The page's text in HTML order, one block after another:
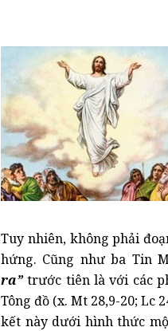
Tuy nhiên, không phải
hứng. Cũng như ba Tin
ra”trước tiên là với các
Tông đồ (x. Mt 28,9-20; Lc
kết này dưới hình thức